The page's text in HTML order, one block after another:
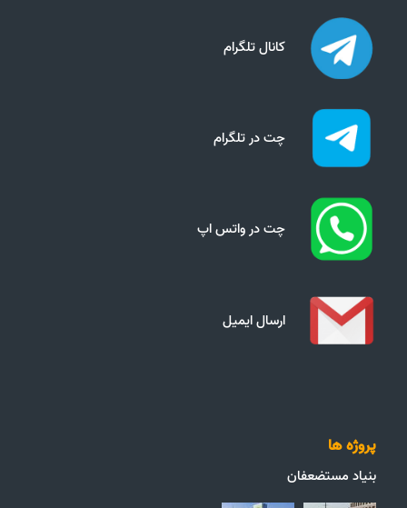
کانال تلگرام
چت در تلگرام
چت در واتس اپ
ارسال ایمیل
پروژه ها
بنیاد مستضعفان